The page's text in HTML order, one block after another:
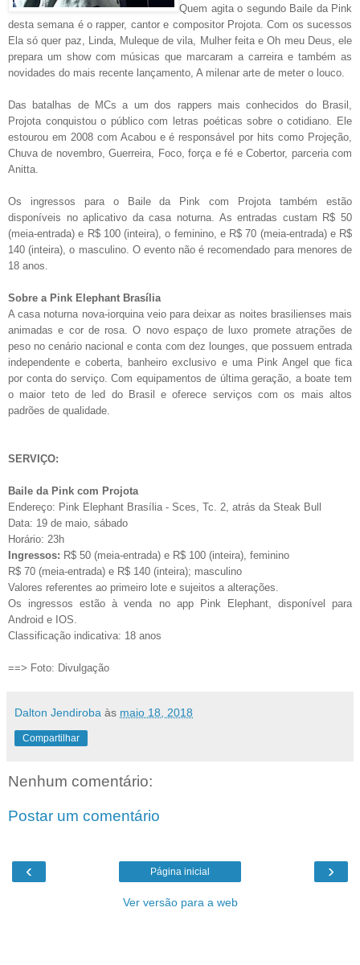
Quem agita o segundo Baile da Pink
desta semana é o rapper, cantor e compositor Projota. Com os sucessos
Ela só quer paz, Linda, Muleque de vila, Mulher feita e Oh meu Deus, ele
prepara um show com músicas que marcaram a carreira e também as
novidades do mais recente lançamento, A milenar arte de meter o louco.
Das batalhas de MCs a um dos rappers mais conhecidos do Brasil,
Projota conquistou o público com letras poéticas sobre o cotidiano. Ele
estourou em 2008 com Acabou e é responsável por hits como Projeção,
Chuva de novembro, Guerreira, Foco, força e fé e Cobertor, parceria com
Anitta.
Os ingressos para o Baile da Pink com Projota também estão
disponíveis no aplicativo da casa noturna. As entradas custam R$ 50
(meia-entrada) e R$ 100 (inteira), o feminino, e R$ 70 (meia-entrada) e R$
140 (inteira), o masculino. O evento não é recomendado para menores de
18 anos.
Sobre a Pink Elephant Brasília
A casa noturna nova-iorquina veio para deixar as noites brasilienses mais
animadas e cor de rosa. O novo espaço de luxo promete atrações de
peso no cenário nacional e conta com dez lounges, que possuem entrada
independente e coberta, banheiro exclusivo e uma Pink Angel que fica
por conta do serviço. Com equipamentos de última geração, a boate tem
o maior teto de led do Brasil e oferece serviços com os mais altos
padrões de qualidade.
SERVIÇO:
Baile da Pink com Projota
Endereço: Pink Elephant Brasília - Sces, Tc. 2, atrás da Steak Bull
Data: 19 de maio, sábado
Horário: 23h
Ingressos: R$ 50 (meia-entrada) e R$ 100 (inteira), feminino
R$ 70 (meia-entrada) e R$ 140 (inteira); masculino
Valores referentes ao primeiro lote e sujeitos a alterações.
Os ingressos estão à venda no app Pink Elephant, disponível para
Android e IOS.
Classificação indicativa: 18 anos
==> Foto: Divulgação
Dalton Jendiroba às maio 18, 2018
Compartilhar
Nenhum comentário:
Postar um comentário
‹ ›
Página inicial
Ver versão para a web